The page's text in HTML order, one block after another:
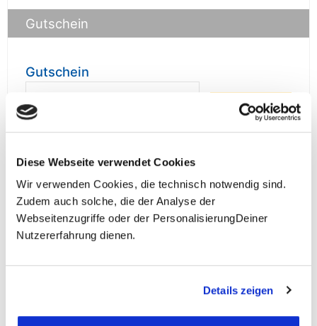
Diese Webseite verwendet Cookies
Wir verwenden Cookies, die technisch notwendig sind.
Zudem auch solche, die der Analyse der
Webseitenzugriffe oder der PersonalisierungDeiner
Nutzererfahrung dienen.
Details zeigen
Gutschein
Gutschein
prüfen
**Halbes Doppelzimmer: Zwei gleichgeschlechtliche
Personen teilen sich die Unterkunft. Wir berechnen (je
nach Reise) bei Buchung entweder den halben, einen
reduzierten oder den gesamten Einzelzimmerzuschlag.
Zuschlag zurück.
Unsere Reisen und Seminare sind nicht barrierefrei.